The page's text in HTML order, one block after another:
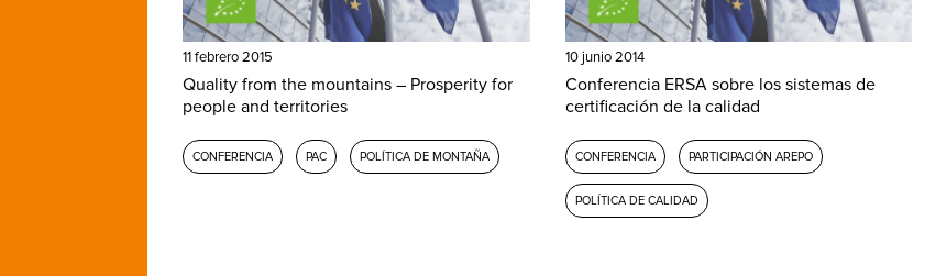
11 febrero 2015
Quality from the mountains – Prosperity for
people and territories
CONFERENCIA PAC POLÍTICA DE MONTAÑA
10 junio 2014
Conferencia ERSA sobre los sistemas de
certificación de la calidad
CONFERENCIA PARTICIPACIÓN AREPO
POLÍTICA DE CALIDAD